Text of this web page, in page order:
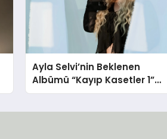
Ayla Selvi’nin Beklenen
Albümü “Kayıp Kasetler 1”
Yayınlandı!